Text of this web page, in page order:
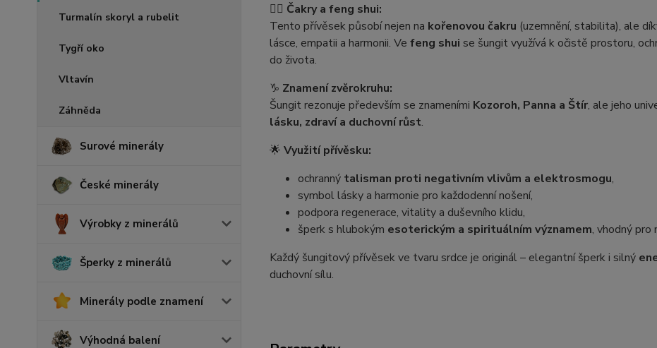
Turmalín skoryl a rubelit
Tygří oko
Vltavín
Záhněda
Surové minerály
České minerály
Výrobky z minerálů
Šperky z minerálů
Minerály podle znamení
Výhodná balení
🧘‍♀️ Čakry a feng shui:
Tento přívěsek působí nejen na kořenovou čakru (uzemnění, stabilita), ale
lásce, empatii a harmonii. Ve feng shui se šungit využívá k očistě prostoru,
do života.
♑ Znamení zvěrokruhu:
Šungit rezonuje především se znameními Kozoroh, Panna a Štír, ale jeho
lásku, zdraví a duchovní růst.
🌟 Využití přívěsku:
ochranný talisman proti negativním vlivům a elektrosmogu,
symbol lásky a harmonie pro každodenní nošení,
podpora regenerace, vitality a duševního klidu,
šperk s hlubokým esoterickým a spirituálním významem, vhodný pro
Každý šungitový přívěsek ve tvaru srdce je originál – elegantní šperk i silný
duchovní sílu.